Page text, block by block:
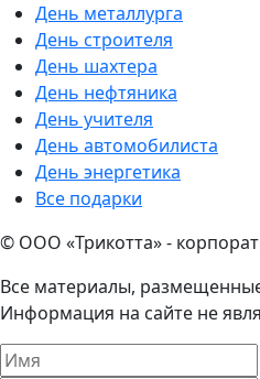
День металлурга
День строителя
День шахтера
День нефтяника
День учителя
День автомобилиста
День энергетика
Все подарки
© ООО «Трикотта» -
Все материалы,
Информация на сайте не